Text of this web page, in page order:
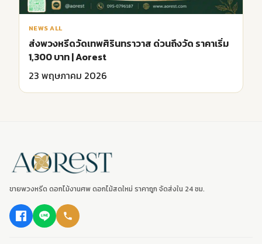
NEWS ALL
ส่งพวงหรีดวัดเทพศิรินทราวาส ด่วนถึงวัด ราคาเริ่ม
1,300 บาท | Aorest
23 พฤษภาคม 2026
ขายพวงหรีด ดอกไม้งานศพ ดอกไม้สดใหม่ ราคาถูก จัดส่งใน 24 ชม.